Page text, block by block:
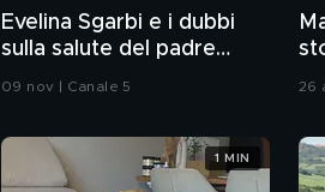
Evelina Sgarbi e i dubbi
sulla salute del padre
Vittorio
09 nov | Canale 5 26
1 MIN